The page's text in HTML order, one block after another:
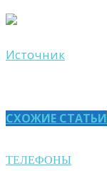
Источник
СХОЖИЕ СТАТЬИ
ТЕЛЕФОНЫ